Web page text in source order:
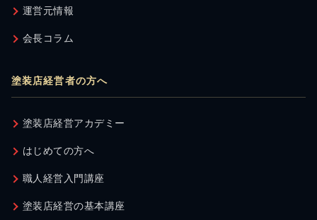
運営元情報
会長コラム
塗装店経営者の方へ
塗装店経営アカデミー
はじめての方へ
職人経営入門講座
塗装店経営の基本講座